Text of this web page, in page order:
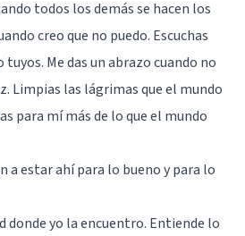
todos los demás se hacen los
creo que no puedo. Escuchas
Me das un abrazo cuando no
Limpias las lágrimas que el mundo
para mí más de lo que el mundo
a estar ahí para lo bueno y para lo
donde yo la encuentro. Entiende lo